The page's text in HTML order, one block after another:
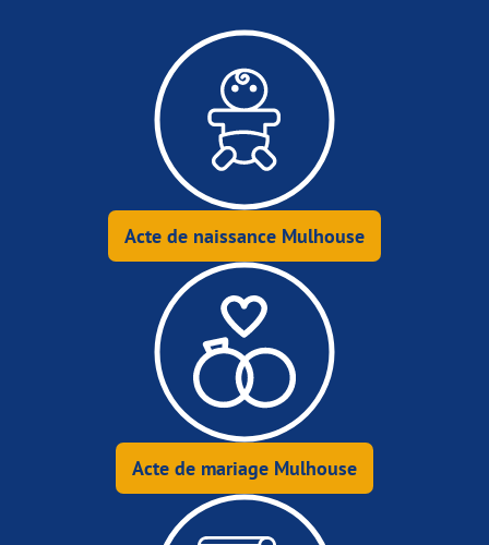
Acte de naissance Mulhouse
Acte de mariage Mulhouse